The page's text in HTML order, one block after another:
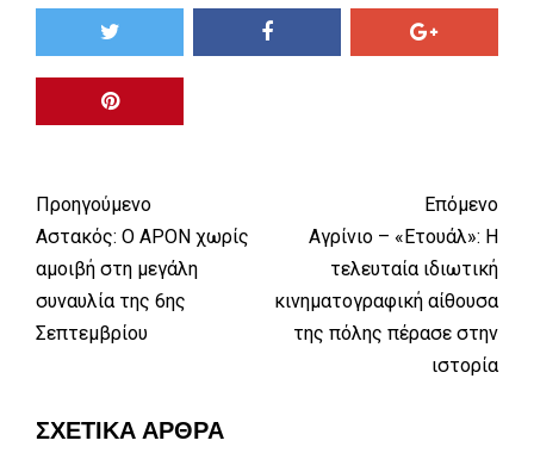
Προηγούμενο
Αστακός: Ο APON χωρίς
αμοιβή στη μεγάλη
συναυλία της 6ης
Σεπτεμβρίου
Επόμενο
Αγρίνιο – «Ετουάλ»: Η
τελευταία ιδιωτική
κινηματογραφική αίθουσα
της πόλης πέρασε στην
ιστορία
ΣΧΕΤΙΚΆ ΆΡΘΡΑ